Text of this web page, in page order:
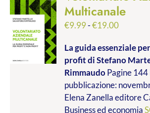
Multicanale
€9.99-€19.00Fascia
prezzo:
da
€9.99
a
€19.00
La guida essenziale
profitdi Stefano
RimmaudoPagine
pubblicazione:
Elena Zanella editore
Business ed economia